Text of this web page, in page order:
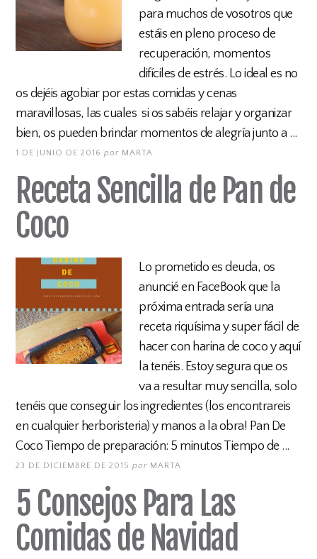
para muchos de vosotros que
estáis en pleno proceso de
recuperación, momentos
difíciles de estrés. Lo ideal es no
os dejéis agobiar por estas comidas y cenas
maravillosas, las cuales si os sabéis relajar y organizar
bien, os pueden brindar momentos de alegría junto a ...
1 DE JUNIO DE 2016 por MARTA
Receta Sencilla de Pan de
Coco
Lo prometido es deuda, os
anuncié en FaceBook que la
próxima entrada sería una
receta riquísima y super fácil de
hacer con harina de coco y aquí
la tenéis. Estoy segura que os
va a resultar muy sencilla, solo
tenéis que conseguir los ingredientes (los encontrareis
en cualquier herboristeria) y manos a la obra! Pan De
Coco Tiempo de preparación: 5 minutos Tiempo de ...
23 DE DICIEMBRE DE 2015 por MARTA
5 Consejos Para Las
Comidas de Navidad